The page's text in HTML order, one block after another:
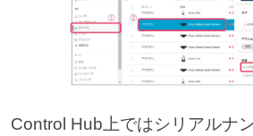
Control Hub上ではシリアルナ